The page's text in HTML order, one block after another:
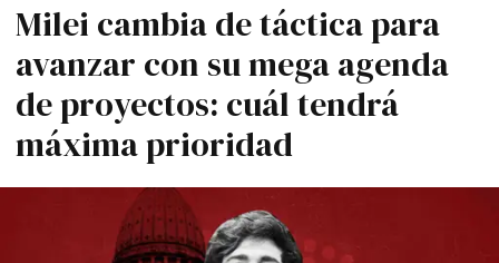
Milei cambia de táctica para
avanzar con su mega agenda
de proyectos: cuál tendrá
máxima prioridad